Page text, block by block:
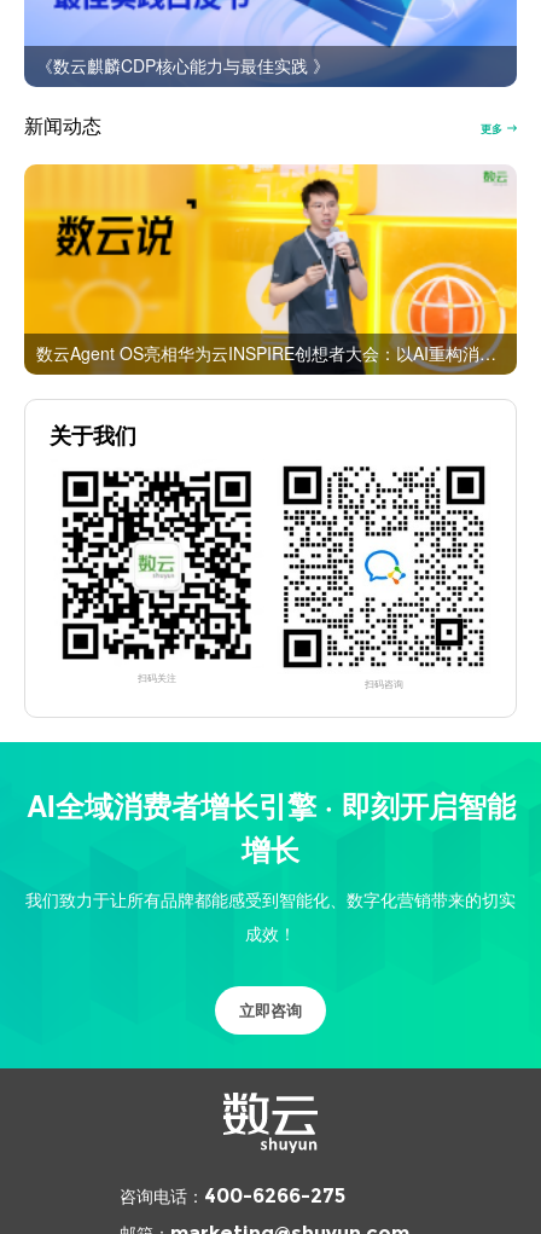
《数云麒麟CDP核心能力与最佳实践 》
新闻动态 更多
数云Agent OS亮相华为云INSPIRE创想者大会：以AI重构消费者运营与零售营销新范式
关于我们
扫码关注 扫码咨询
AI全域消费者增长引擎 · 即刻开启智能
增长
我们致力于让所有品牌都能感受到智能化、数字化营销带来的切实
成效！
立即咨询
咨询电话： 400-6266-275